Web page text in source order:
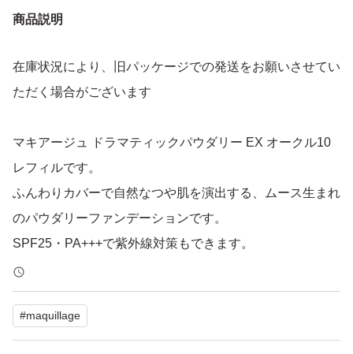
商品説明
在庫状況により、旧パッケージでの発送をお願いさせてい
ただく場合がございます
マキアージュ ドラマティックパウダリー EX オークル10
レフィルです。
ふんわりカバーで自然なつや肌を演出する、ムース生まれ
のパウダリーファンデーションです。
SPF25・PA+++で紫外線対策もできます。
【ブランド】MAQuillAGE (マキアージュ)
【商品名】ドラマティックパウダリー EX
【カラー】オークル10
#maquillage